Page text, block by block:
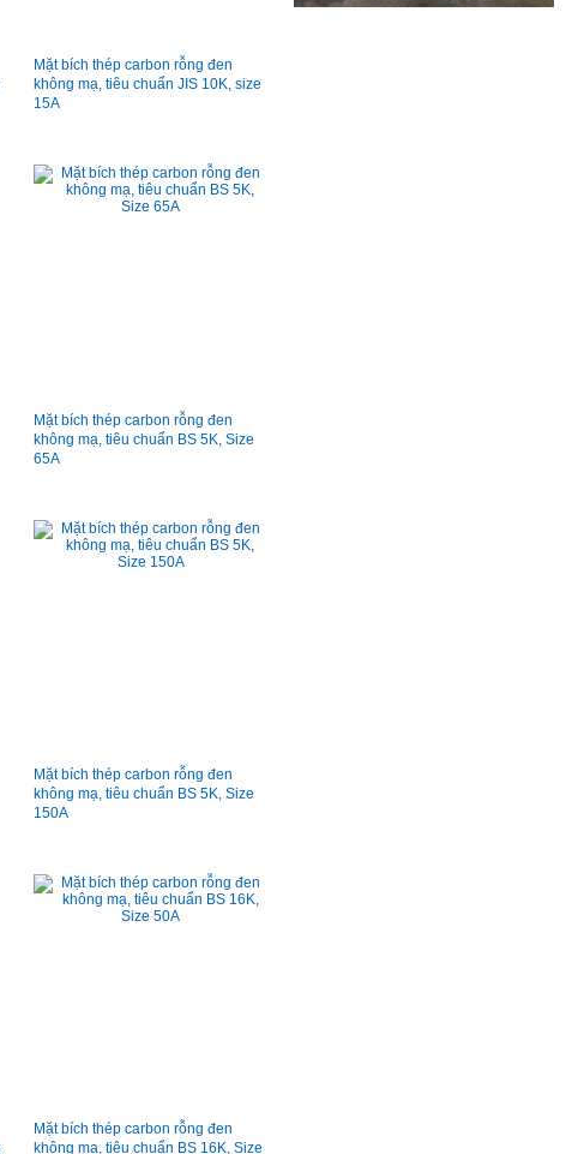
Mặt bích thép carbon rỗng đen
không mạ, tiêu chuẩn JIS 10K, size
15A
Mặt bích thép carbon rỗng đen
không mạ, tiêu chuẩn BS 5K, Size
65A
Mặt bích thép carbon rỗng đen
không mạ, tiêu chuẩn BS 5K, Size
150A
Mặt bích thép carbon rỗng đen
không mạ, tiêu chuẩn BS 16K, Size